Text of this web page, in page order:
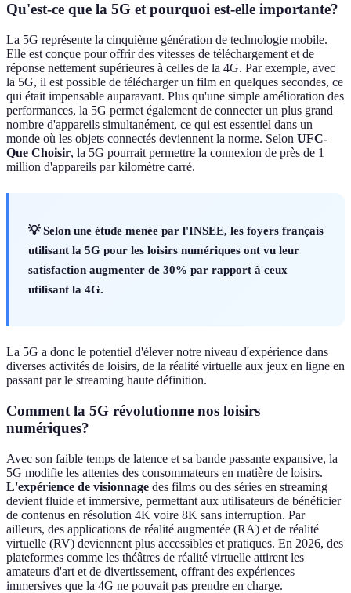
Qu'est-ce que la 5G et pourquoi est-elle importante?
La 5G représente la cinquième génération de technologie mobile.
Elle est conçue pour offrir des vitesses de téléchargement et de
réponse nettement supérieures à celles de la 4G. Par exemple, avec
la 5G, il est possible de télécharger un film en quelques secondes, ce
qui était impensable auparavant. Plus qu'une simple amélioration des
performances, la 5G permet également de connecter un plus grand
nombre d'appareils simultanément, ce qui est essentiel dans un
monde où les objets connectés deviennent la norme. Selon UFC-
Que Choisir, la 5G pourrait permettre la connexion de près de 1
million d'appareils par kilomètre carré.
💡 Selon une étude menée par l'INSEE, les foyers français
utilisant la 5G pour les loisirs numériques ont vu leur
satisfaction augmenter de 30% par rapport à ceux
utilisant la 4G.
La 5G a donc le potentiel d'élever notre niveau d'expérience dans
diverses activités de loisirs, de la réalité virtuelle aux jeux en ligne en
passant par le streaming haute définition.
Comment la 5G révolutionne nos loisirs
numériques?
Avec son faible temps de latence et sa bande passante expansive, la
5G modifie les attentes des consommateurs en matière de loisirs.
L'expérience de visionnage des films ou des séries en streaming
devient fluide et immersive, permettant aux utilisateurs de bénéficier
de contenus en résolution 4K voire 8K sans interruption. Par
ailleurs, des applications de réalité augmentée (RA) et de réalité
virtuelle (RV) deviennent plus accessibles et pratiques. En 2026, des
plateformes comme les théâtres de réalité virtuelle attirent les
amateurs d'art et de divertissement, offrant des expériences
immersives que la 4G ne pouvait pas prendre en charge.